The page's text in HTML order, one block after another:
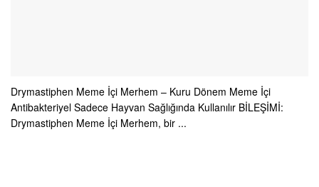
Drymastiphen Meme İçi Merhem – Kuru Dönem Meme İçi
Antibakteriyel Sadece Hayvan Sağlığında Kullanılır BİLEŞİMİ:
Drymastiphen Meme İçi Merhem, bir ...